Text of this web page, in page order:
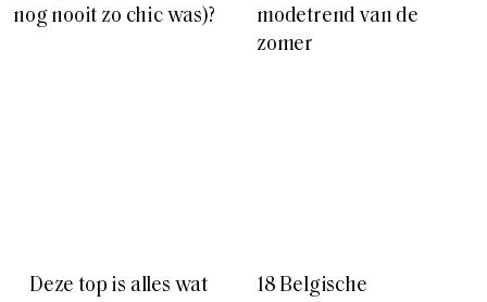
nog nooit zo chic was)?
modetrend van de
zomer
Deze top is alles wat
18 Belgische